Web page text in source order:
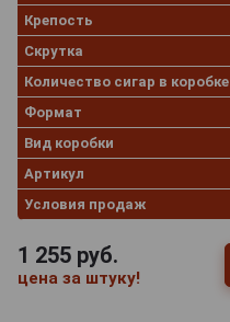
Крепость
Скрутка
Количество сигар в коробке
Формат
Вид коробки
Артикул
Условия продаж
1 255 руб.
цена за штуку!